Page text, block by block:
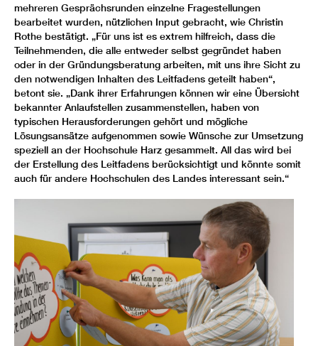
mehreren Gesprächsrunden einzelne Fragestellungen
bearbeitet wurden, nützlichen Input gebracht, wie Christin
Rothe bestätigt. „Für uns ist es extrem hilfreich, dass die
Teilnehmenden, die alle entweder selbst gegründet haben
oder in der Gründungsberatung arbeiten, mit uns ihre Sicht zu
den notwendigen Inhalten des Leitfadens geteilt haben“,
betont sie. „Dank ihrer Erfahrungen können wir eine Übersicht
bekannter Anlaufstellen zusammenstellen, haben von
typischen Herausforderungen gehört und mögliche
Lösungsansätze aufgenommen sowie Wünsche zur Umsetzung
speziell an der Hochschule Harz gesammelt. All das wird bei
der Erstellung des Leitfadens berücksichtigt und könnte somit
auch für andere Hochschulen des Landes interessant sein.“